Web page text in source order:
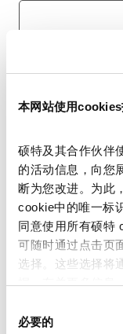
本网站使用cookies
硕特及其合作伙伴
的活动信息，向您
断为您改进。为此
cookie中的唯一标
同意使用所有硕特
可随时通过点击页
选择。这些选择将
据。有关更多信息
必要的
电话号码
留言*